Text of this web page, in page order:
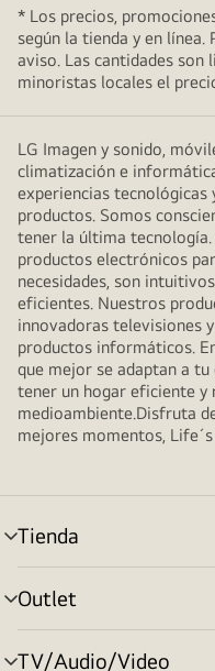
* Los precios,
según la tienda y en
aviso. Las cantidades son
minoristas locales el
LG Imagen y sonido,
climatización e
experiencias
productos. Somos
tener la última tecnología.
productos electrónicos
necesidades, son
eficientes. Nuestros
innovadoras televisiones
productos informáticos.
que mejor se adaptan a
tener un hogar eficiente y
medioambiente.Disfruta
mejores momentos,
Tienda
Alternar
menú
Outlet
Alternar
menú
TV/Audio/Video